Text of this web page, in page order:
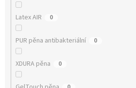
Latex AIR 0
PUR pěna antibakteriální 0
XDURA pěna 0